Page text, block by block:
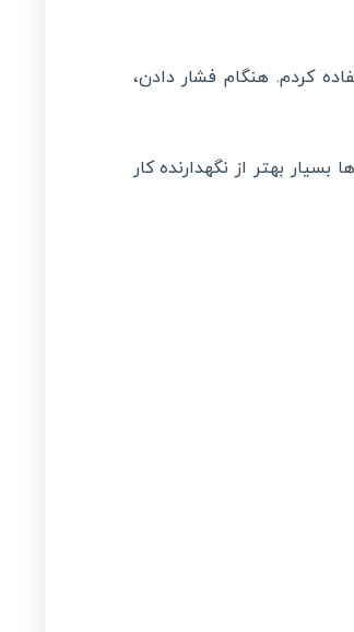
85 ثانیه و زمان اولیه 320 و ثانویه 350 درجه استفاده کردم. هنگام فشار دادن،
بهتر از نگهدارنده کار